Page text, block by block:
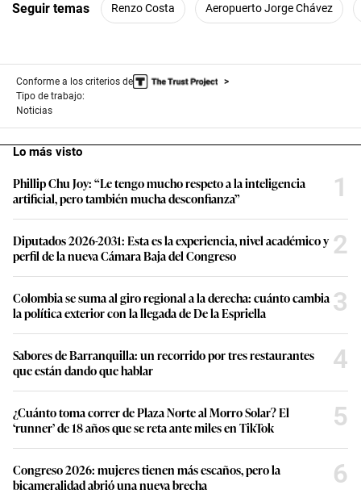
Seguir temas Renzo Costa Aeropuerto Jorge Chávez
Conforme a los criterios de
Tipo de trabajo:
Noticias
Lo más visto
Phillip Chu Joy: “Le tengo mucho respeto a la inteligencia
artificial, pero también mucha desconfianza”
1
Diputados 2026-2031: Esta es la experiencia, nivel académico y
perfil de la nueva Cámara Baja del Congreso
2
Colombia se suma al giro regional a la derecha: cuánto cambia
la política exterior con la llegada de De la Espriella
3
Sabores de Barranquilla: un recorrido por tres restaurantes
que están dando que hablar
4
¿Cuánto toma correr de Plaza Norte al Morro Solar? El
‘runner’ de 18 años que se reta ante miles en TikTok
5
Congreso 2026: mujeres tienen más escaños, pero la
bicameralidad abrió una nueva brecha
6